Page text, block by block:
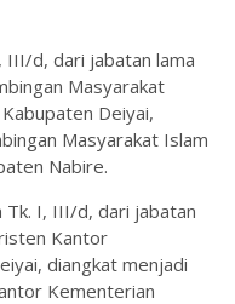
III/d, dari jabatan lama
Masyarakat
Deiyai,
Masyarakat Islam
Nabire.
Tk. I, III/d, dari jabatan
Kantor
diangkat menjadi
Kementerian